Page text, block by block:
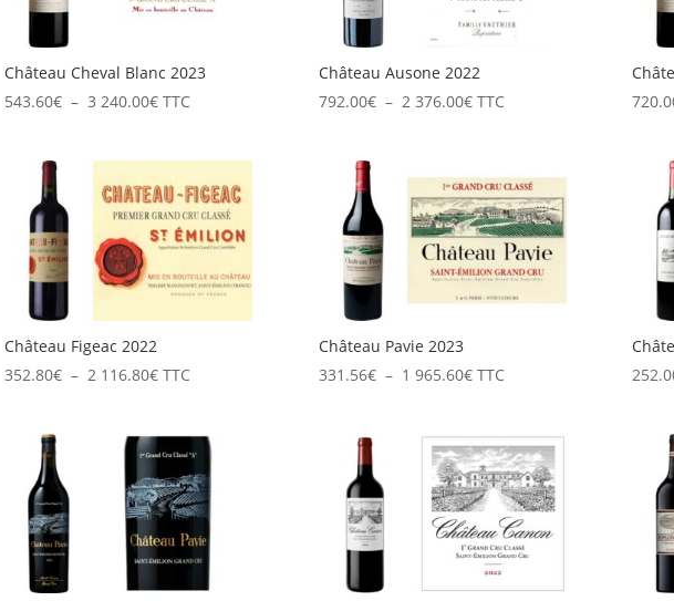
Château Cheval Blanc 2023
543.60€ – 3 240.00€Plage
à
3
240.00€
TTC
Château Ausone 2022
792.00€ – 2 376.00€Plage
792.00€
à
2
376.00€
TTC
Château Figeac 2022
352.80€ – 2 116.80€Plage
352.80€
à
2
116.80€
TTC
Château Pavie 2023
331.56€ – 1 965.60€Plage
331.56€
à
1
965.60€
TTC